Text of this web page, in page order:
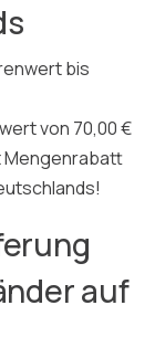
bis
von 70,00 €
Mengenrabatt
auf